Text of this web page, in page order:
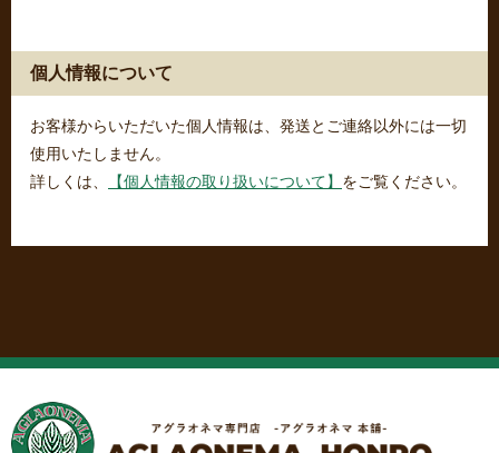
個人情報について
お客様からいただいた個人情報は、発送とご連絡以外には一切
使用いたしません。
詳しくは、
【個人情報の取り扱いについて】 をご覧ください。